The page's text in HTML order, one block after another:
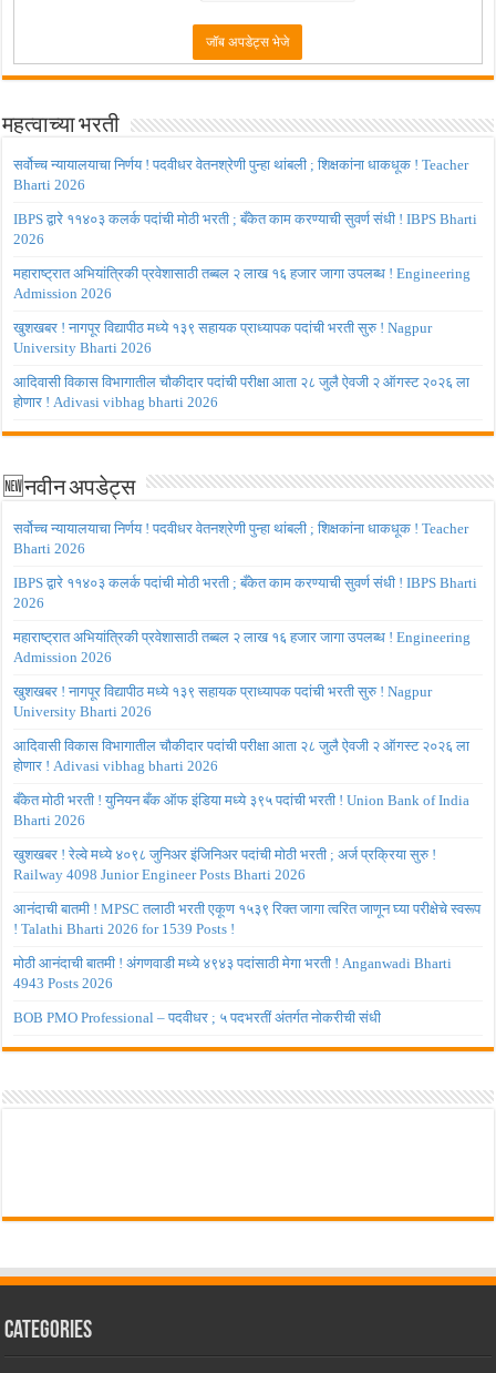
महत्वाच्या भरती
सर्वोच्च न्यायालयाचा निर्णय ! पदवीधर वेतनश्रेणी पुन्हा थांबली ; शिक्षकांना धाकधूक ! Teacher
Bharti 2026
IBPS द्वारे ११४०३ कलर्क पदांची मोठी भरती ; बँकेत काम करण्याची सुवर्ण संधी ! IBPS Bharti
2026
महाराष्ट्रात अभियांत्रिकी प्रवेशासाठी तब्बल २ लाख १६ हजार जागा उपलब्ध ! Engineering
Admission 2026
खुशखबर ! नागपूर विद्यापीठ मध्ये १३९ सहायक प्राध्यापक पदांची भरती सुरु ! Nagpur
University Bharti 2026
आदिवासी विकास विभागातील चौकीदार पदांची परीक्षा आता २८ जुलै ऐवजी २ ऑगस्ट २०२६ ला
होणार ! Adivasi vibhag bharti 2026
🆕नवीन अपडेट्स
सर्वोच्च न्यायालयाचा निर्णय ! पदवीधर वेतनश्रेणी पुन्हा थांबली ; शिक्षकांना धाकधूक ! Teacher
Bharti 2026
IBPS द्वारे ११४०३ कलर्क पदांची मोठी भरती ; बँकेत काम करण्याची सुवर्ण संधी ! IBPS Bharti
2026
महाराष्ट्रात अभियांत्रिकी प्रवेशासाठी तब्बल २ लाख १६ हजार जागा उपलब्ध ! Engineering
Admission 2026
खुशखबर ! नागपूर विद्यापीठ मध्ये १३९ सहायक प्राध्यापक पदांची भरती सुरु ! Nagpur
University Bharti 2026
आदिवासी विकास विभागातील चौकीदार पदांची परीक्षा आता २८ जुलै ऐवजी २ ऑगस्ट २०२६ ला
होणार ! Adivasi vibhag bharti 2026
बँकेत मोठी भरती ! युनियन बँक ऑफ इंडिया मध्ये ३९५ पदांची भरती ! Union Bank of India
Bharti 2026
खुशखबर ! रेल्वे मध्ये ४०९८ जुनिअर इंजिनिअर पदांची मोठी भरती ; अर्ज प्रक्रिया सुरु !
Railway 4098 Junior Engineer Posts Bharti 2026
आनंदाची बातमी ! MPSC तलाठी भरती एकूण १५३९ रिक्त जागा त्वरित जाणून घ्या परीक्षेचे स्वरूप
! Talathi Bharti 2026 for 1539 Posts !
मोठी आनंदाची बातमी ! अंगणवाडी मध्ये ४९४३ पदांसाठी मेगा भरती ! Anganwadi Bharti
4943 Posts 2026
BOB PMO Professional – पदवीधर ; ५ पदभरतीं अंतर्गत नोकरीची संधी
Categories